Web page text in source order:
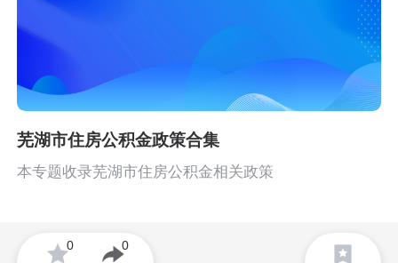
芜湖市住房公积金政策合集
本专题收录芜湖市住房公积金相关政策
0 0